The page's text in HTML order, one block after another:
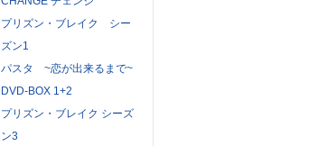
プリズン・ブレイク シー
ズン1
パスタ ~恋が出来るまで~
DVD-BOX 1+2
プリズン・ブレイク シーズ
ン3